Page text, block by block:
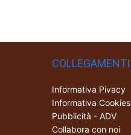
COLLEGAMENTI
Informativa Pivacy
Informativa Cookies
Pubblicità - ADV
Collabora con noi